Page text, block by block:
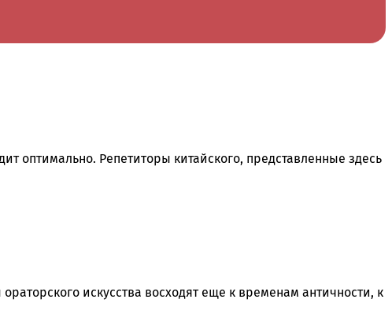
оптимально. Репетиторы китайского, представленные здесь
искусства восходят еще к временам античности, к